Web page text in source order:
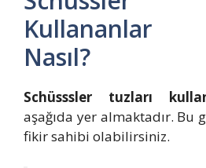
Kullananlar
Nasıl?
Schüsssler tuzları
aşağıda yer almaktadır. Bu
fikir sahibi olabilirsiniz.